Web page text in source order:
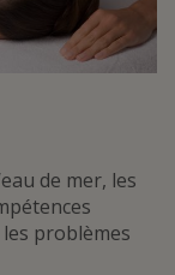
de mer, les
problèmes